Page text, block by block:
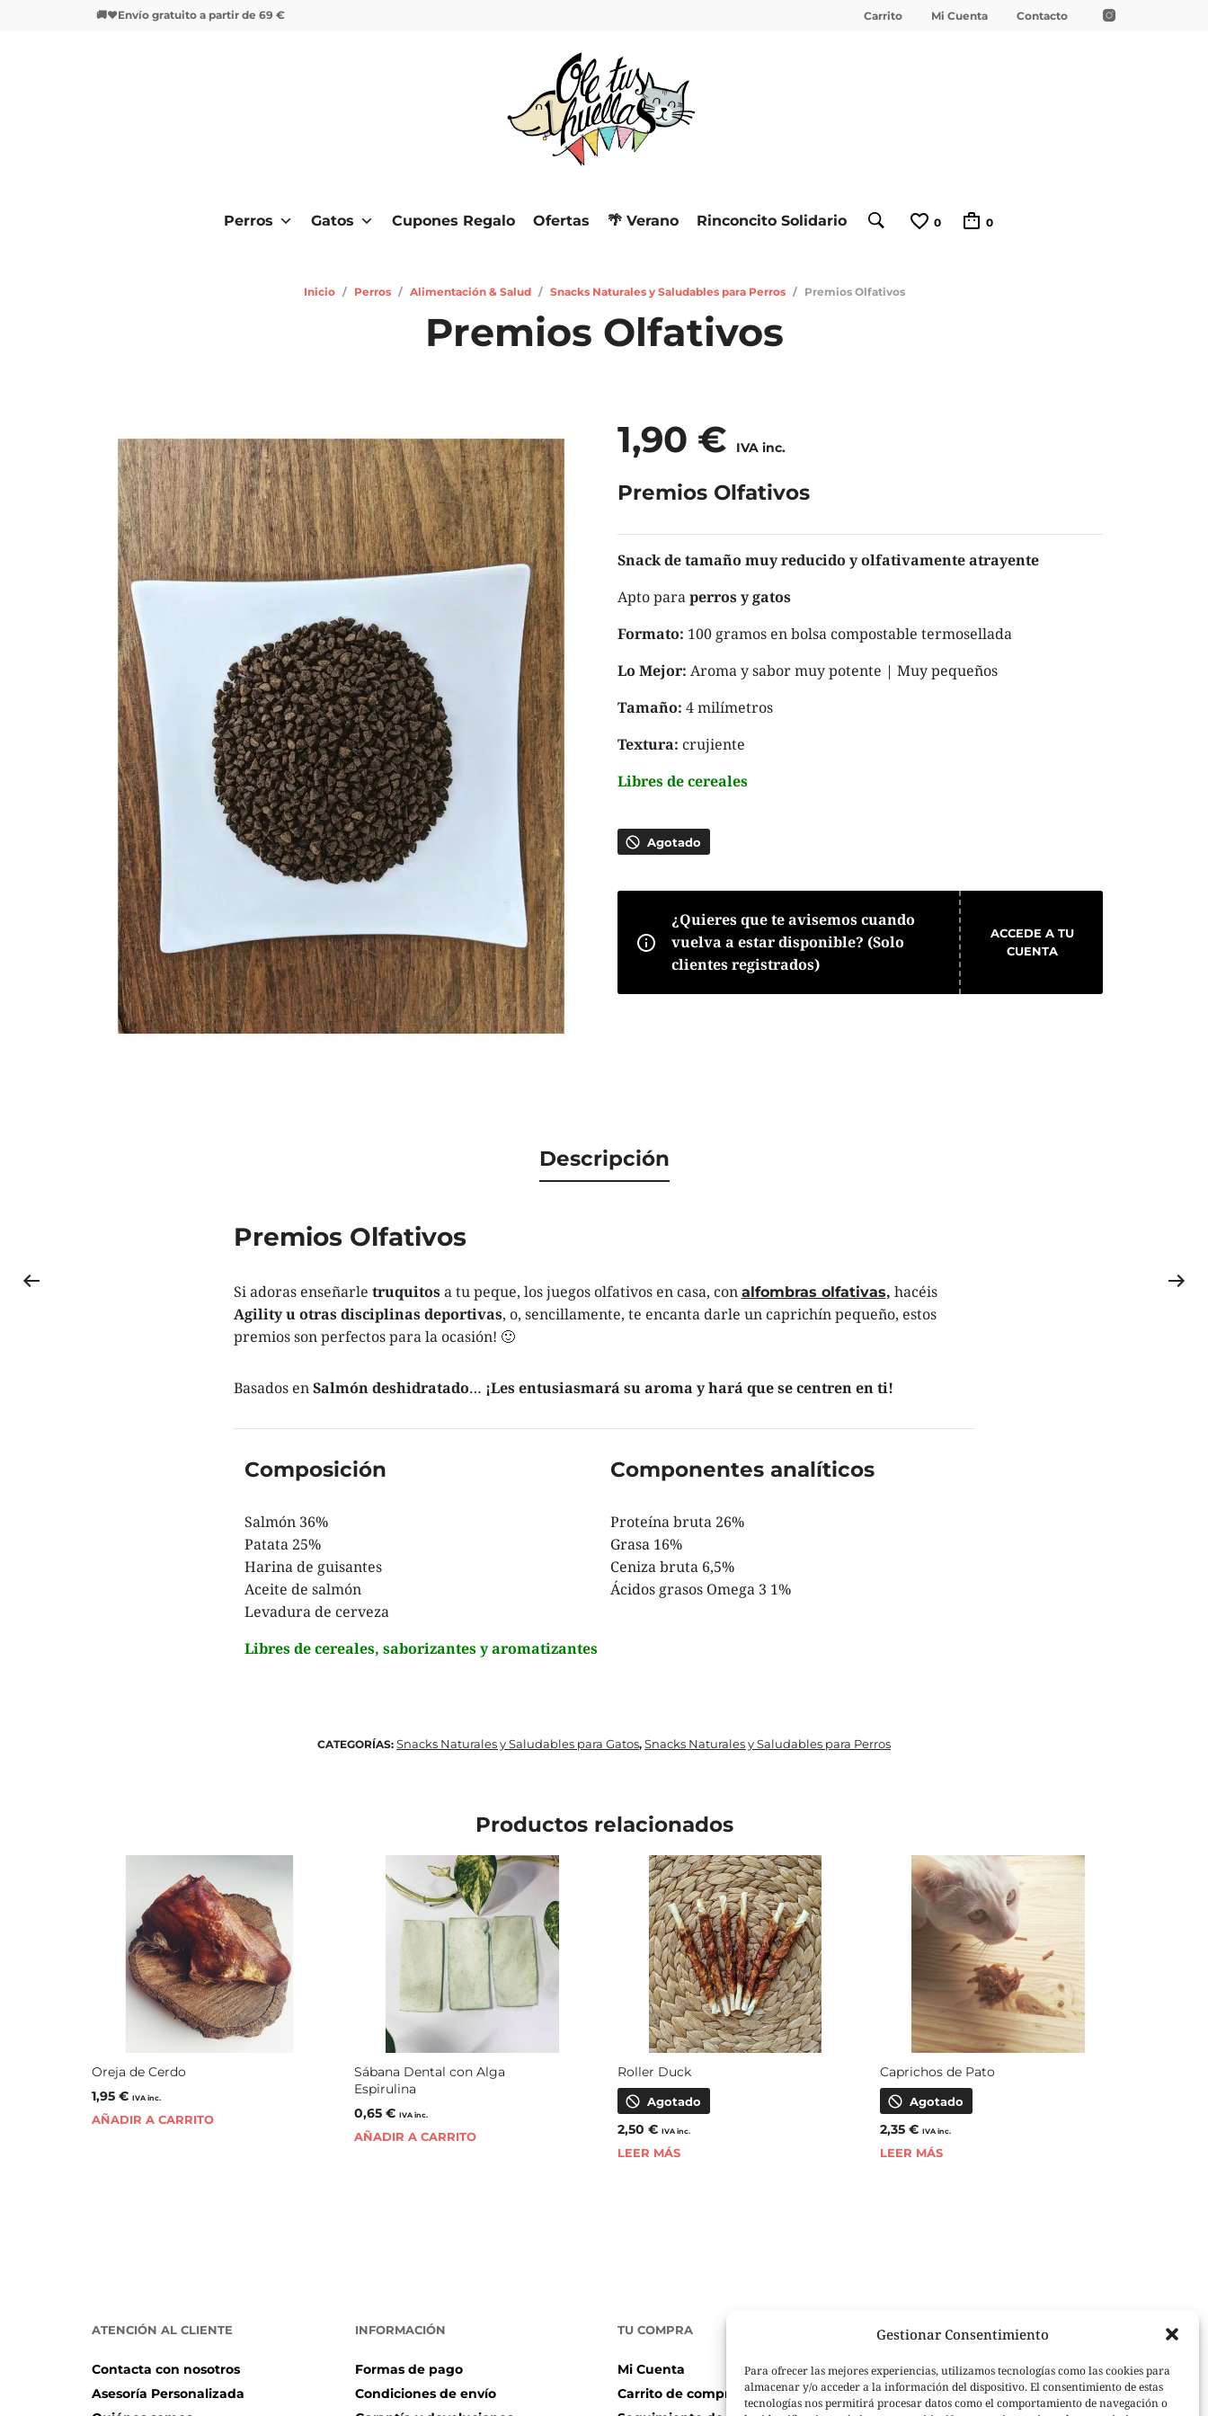
Gestionar Consentimiento
Para ofrecer las mejores experiencias, utilizamos tecnologías como las cookies para
almacenar y/o acceder a la información del dispositivo. El consentimiento de estas
tecnologías nos permitirá procesar datos como el comportamiento de navegación o
🚚❤️Envío gratuito a partir de 69 € Carrito Mi Cuenta Contacto
Perros Gatos Cupones Regalo Ofertas 🌴 Verano Rinconcito Solidario 0 0
Inicio / Perros / Alimentación & Salud / Snacks Naturales y Saludables para Perros / Premios Olfativos
Premios Olfativos
1,90 € IVA inc.
Premios Olfativos
Snack de tamaño muy reducido y olfativamente atrayente
Apto paraperros y gatos
Formato: 100 gramos en bolsa compostable termosellada
Lo Mejor: Aroma y sabor muy potente | Muy pequeños
Tamaño: 4 milímetros
Textura: crujiente
Libres de cereales
Agotado
¿Quieres que te avisemos cuando
vuelva a estar disponible? (Solo
clientes registrados)
ACCEDE A TU
CUENTA
Descripción
Premios Olfativos
Si adoras enseñarle truquitosa tu peque, los juegos olfativos en casa, con alfombras olfativas, hacéis
Agility u otras disciplinas deportivas, o, sencillamente, te encanta darle un caprichín pequeño, estos
premios son perfectos para la ocasión! 🙂
Basados enSalmón deshidratado… ¡Les entusiasmará su aroma y hará que se centren en ti!
Composición
Salmón 36%
Patata 25%
Harina de guisantes
Aceite de salmón
Levadura de cerveza
Libres de cereales, saborizantes y aromatizantes
Componentes analíticos
Proteína bruta 26%
Grasa 16%
Ceniza bruta 6,5%
Ácidos grasos Omega 3 1%
CATEGORÍAS: Snacks Naturales y Saludables para Gatos, Snacks Naturales y Saludables para Perros
Productos relacionados
Oreja de Cerdo
1,95 € IVA inc.
AÑADIR A CARRITO
Sábana Dental con Alga
Espirulina
0,65€ IVA inc.
AÑADIR A CARRITO
Roller Duck
Agotado
2,50 € IVA inc.
LEER MÁS
Caprichos de Pato
Agotado
2,35€ IVA inc.
LEER MÁS
ATENCIÓN AL CLIENTE
Contacta con nosotros
Asesoría Personalizada
INFORMACIÓN
Formas de pago
Condiciones de envío
TU COMPRA
Mi Cuenta
Carrito de compra